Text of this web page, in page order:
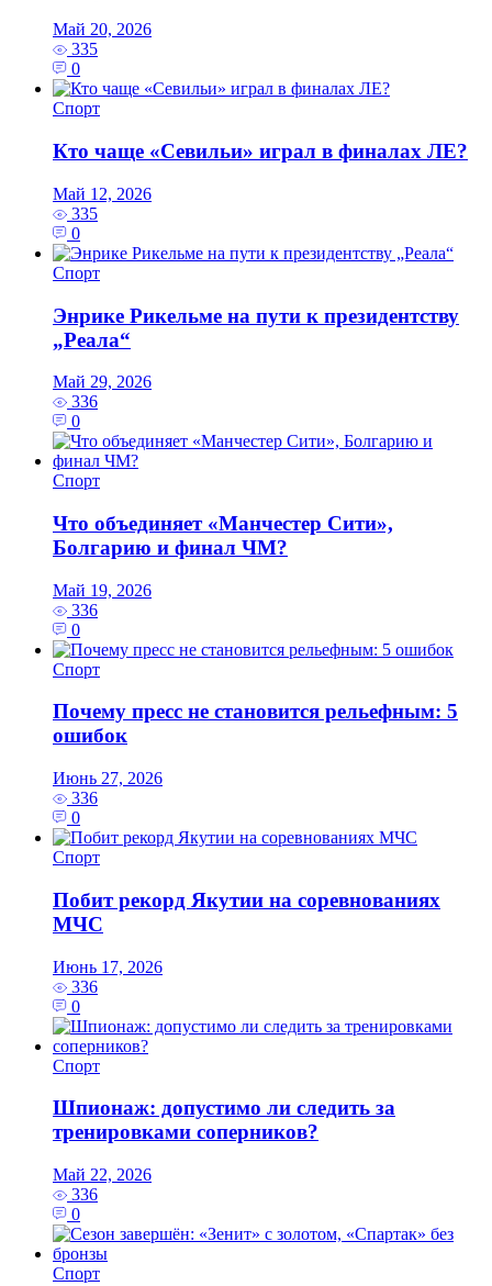
Май 20, 2026
335
0
Спорт
Кто чаще «Севильи» играл в финалах ЛЕ?
Май 12, 2026
335
0
Спорт
Энрике Рикельме на пути к президентству
„Реала“
Май 29, 2026
336
0
Спорт
Что объединяет «Манчестер Сити»,
Болгарию и финал ЧМ?
Май 19, 2026
336
0
Спорт
Почему пресс не становится рельефным: 5
ошибок
Июнь 27, 2026
336
0
Спорт
Побит рекорд Якутии на соревнованиях
МЧС
Июнь 17, 2026
336
0
Спорт
Шпионаж: допустимо ли следить за
тренировками соперников?
Май 22, 2026
336
0
Спорт